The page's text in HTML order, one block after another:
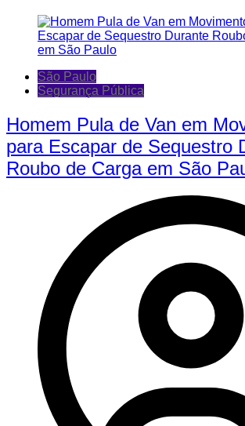
São Paulo
Segurança Pública
Homem Pula de Van em
para Escapar de Sequestro
Roubo de Carga em São